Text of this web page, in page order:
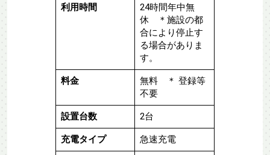
利用時間
24時間年中無
休 ＊施設の都
合により停止す
る場合がありま
す。
料金
無料 ＊ 登録等
不要
設置台数
2台
充電タイプ
急速充電